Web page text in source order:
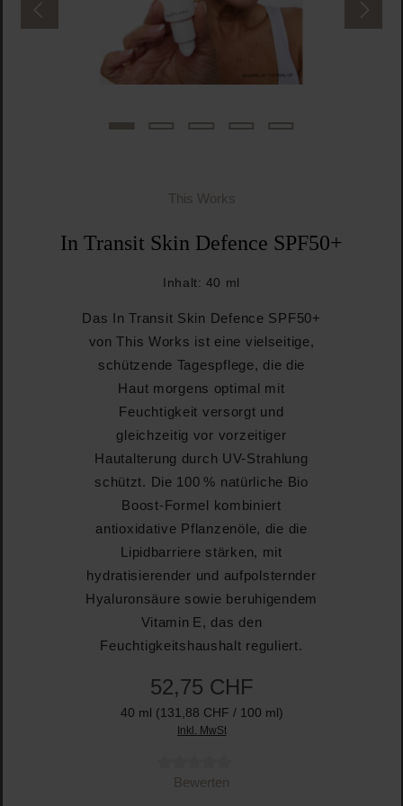
This Works
In Transit Skin Defence SPF50+
Inhalt: 40 ml
Das In Transit Skin Defence SPF50+
von This Works ist eine vielseitige,
schützende Tagespflege, die die
Haut morgens optimal mit
Feuchtigkeit versorgt und
gleichzeitig vor vorzeitiger
Hautalterung durch UV-Strahlung
schützt. Die 100 % natürliche Bio
Boost-Formel kombiniert
antioxidative Pflanzenöle, die die
Lipidbarriere stärken, mit
hydratisierender und aufpolsternder
Hyaluronsäure sowie beruhigendem
Vitamin E, das den
Feuchtigkeitshaushalt reguliert.
52,75 CHF
40 ml (131,88 CHF / 100 ml)
Inkl. MwSt
Durchschnittliche Bewertung von 0 von 5 Sternen
Bewerten